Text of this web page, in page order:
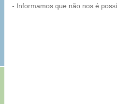
- Informamos que não nos é